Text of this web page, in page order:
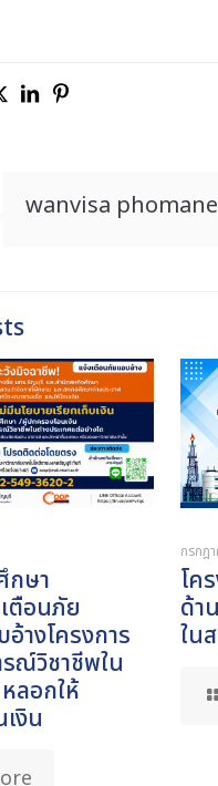
wanvisa
กษา
ตือนภัย
างโครงการ
ณ์วิชาชีพใน
ลอกให้
งิน
กรกฎ
โค
ด้า
ใน